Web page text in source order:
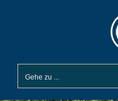
Gehe zu ...